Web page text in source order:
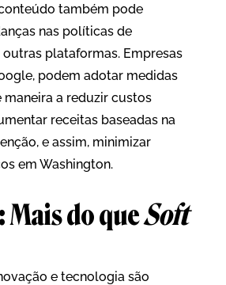
também pode
nas políticas de
plataformas. Empresas
podem adotar medidas
maneira a reduzir custos
receitas baseadas na
e assim, minimizar
em Washington.
Mais do queSoft
e tecnologia são